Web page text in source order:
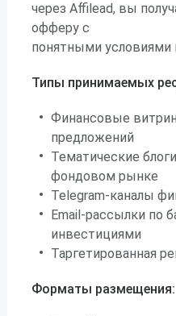
через Affilead, вы
офферу с
понятными условиями
Типы принимаемых
Финансовые
предложений
Тематические
фондовом рынке
Telegram-каналы
Email-рассылки по
инвестициями
Таргетированная
Форматы размещения: